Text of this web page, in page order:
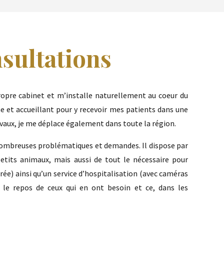
cabinet et m’installe naturellement au coeur du
et accueillant pour y recevoir mes patients dans une
je me déplace également dans toute la région.
problématiques et demandes. Il dispose par
animaux, mais aussi de tout le nécessaire pour
ainsi qu’un service d’hospitalisation (avec caméras
repos de ceux qui en ont besoin et ce, dans les